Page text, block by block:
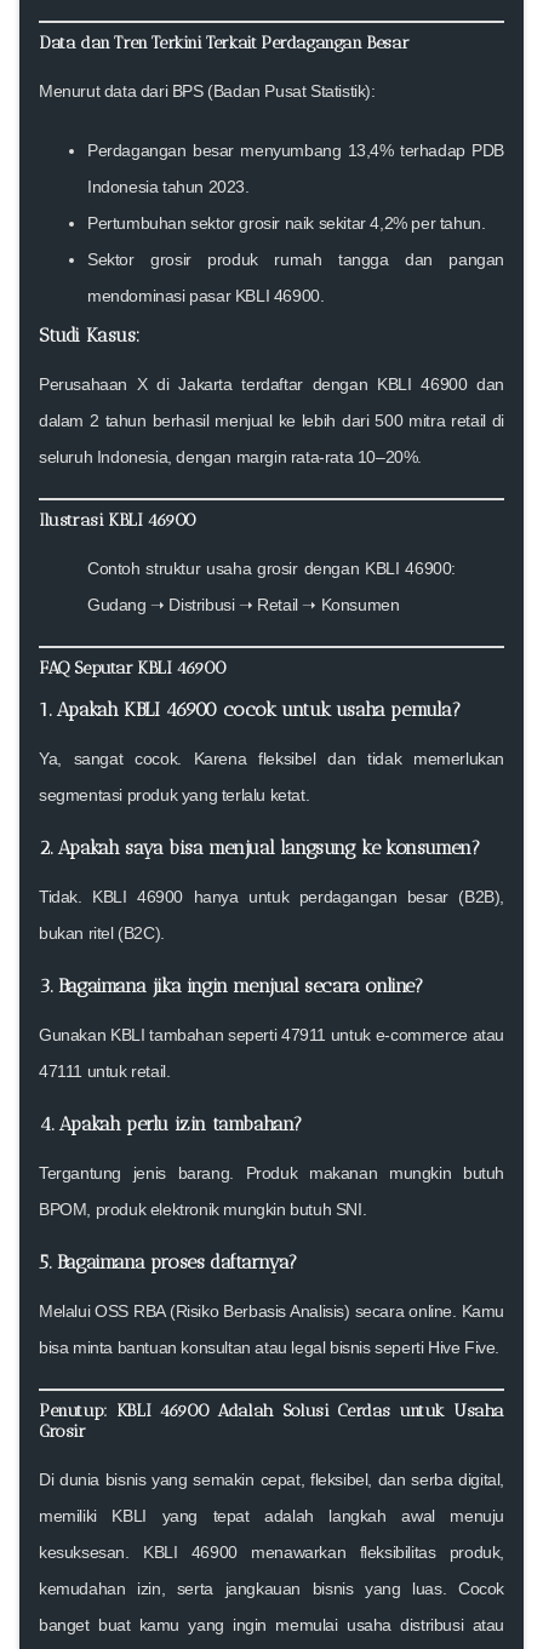
Data dan Tren Terkini Terkait Perdagangan Besar
Menurut data dari BPS (Badan Pusat Statistik):
Perdagangan besar menyumbang 13,4% terhadap PDB
Indonesia tahun 2023.
Pertumbuhan sektor grosir naik sekitar4,2% per tahun
Sektor grosir produk rumah tangga dan pangan
mendominasi pasar KBLI 46900.
Studi Kasus:
Perusahaan X di Jakarta terdaftar dengan KBLI 46900 dan
dalam 2 tahun berhasil menjual ke lebih dari500 mitra retail di
seluruh Indonesia , dengan margin rata-rata 10–20%.
Ilustrasi KBLI 46900
Contoh struktur usaha grosir dengan KBLI 46900:
Gudang ➝ Distribusi ➝ Retail ➝ Konsumen
FAQ Seputar KBLI 46900
1. Apakah KBLI 46900 cocok untuk usaha pemula?
Ya, sangat cocok. Karena fleksibel dan tidak memerlukan
segmentasi produk yang terlalu ketat.
2. Apakah saya bisa menjual langsung ke konsumen?
Tidak. KBLI 46900 hanya untuk perdagangan besar (B2B),
bukan ritel (B2C).
3. Bagaimana jika ingin menjual secara online?
Gunakan KBLI tambahan seperti 47911 untuk e-commerce atau
47111 untuk retail.
4. Apakah perlu izin tambahan?
Tergantung jenis barang. Produk makanan mungkin butuh
BPOM, produk elektronik mungkin butuh SNI.
5. Bagaimana proses daftarnya?
Melalui OSS RBA (Risiko Berbasis Analisis) secara online. Kamu
bisa minta bantuan konsultan atau legal bisnis seperti Hive Five.
Penutup: KBLI 46900 Adalah Solusi Cerdas untuk Usaha
Grosir
Di dunia bisnis yang semakin cepat, fleksibel, dan serba digital,
memiliki KBLI yang tepat adalah langkah awal menuju
kesuksesan. KBLI 46900menawarkan fleksibilitas produk,
kemudahan izin, serta jangkauan bisnis yang luas. Cocok
banget buat kamu yang ingin memulai usaha distribusi atau